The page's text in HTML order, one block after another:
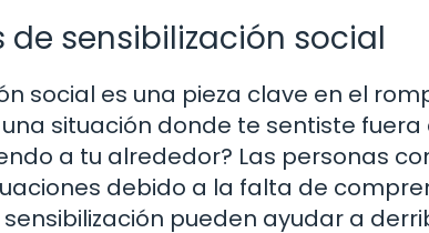
de sensibilización social
social es una pieza clave en el
situación donde te sentiste
a tu alrededor? Las personas
debido a la falta de
pueden ayudar a